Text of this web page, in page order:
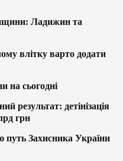
Ладижин та
влітку варто додати
на сьогодні
результат: детінізація
грн
Захисника України